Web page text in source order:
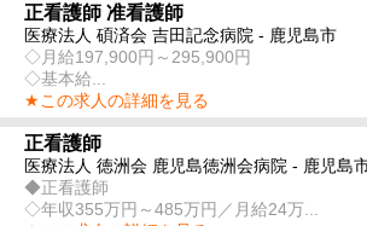
正看護師 准看護師
医療法人 碩済会 吉田記念病院 - 鹿児島市
◇月給197,900円～295,900円
◇基本給...
★この求人の詳細を見る
正看護師
医療法人 徳洲会 鹿児島徳洲会病院 - 鹿児島
◆正看護師
◇年収355万円～485万円／月給24万...